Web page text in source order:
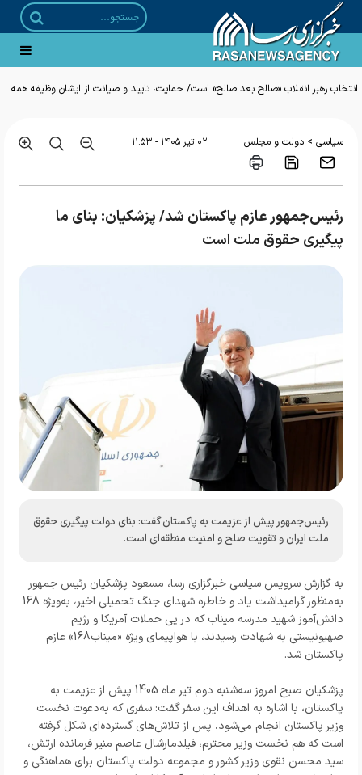
انتخاب رهبر انقلاب «صالح بعد صالح» است/ حمایت، تایید و صیانت از ایشان وظیفه همه
سیاسی > دولت و مجلس ۰۲ تير ۱۴۰۵ - ۱۱:۵۳
رئیس‌جمهور عازم پاکستان شد/ پزشکیان: بنای ما
پیگیری حقوق ملت است
رئیس‌جمهور پیش از عزیمت به پاکستان گفت: بنای دولت پیگیری حقوق
ملت ایران و تقویت صلح و امنیت منطقه‌ای است.
به گزارش سرویس سیاسی خبرگزاری رسا، مسعود پزشکیان رئیس جمهور
به‌منظور گرامیداشت یاد و خاطره شهدای جنگ تحمیلی اخیر، به‌ویژه 168
دانش‌آموز شهید مدرسه میناب که در پی حملات آمریکا و رژیم
صهیونیستی به شهادت رسیدند، با هواپیمای ویژه «میناب168» عازم
پاکستان شد.
پزشکیان صبح امروز سه‌شنبه دوم تیر ماه 1405 پیش از عزیمت به
پاکستان، با اشاره به اهداف این سفر گفت: سفری که به‌دعوت نخست
وزیر پاکستان انجام می‌شود، پس از تلاش‌های گسترده‌ای شکل گرفته
است که هم نخست وزیر محترم، فیلدمارشال عاصم منیر فرمانده ارتش،
سید محسن نقوی وزیر کشور و مجموعه دولت پاکستان برای هماهنگی و